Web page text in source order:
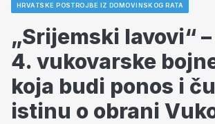
HRVATSKE POSTROJBE IZ DOMOVINSKOG RATA
„Srijemski lavovi“
4. vukovarske
koja budi ponos i
istinu o obrani